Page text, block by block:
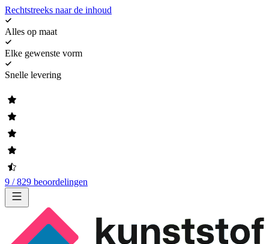
Rechtstreeks naar de inhoud
Alles op maat
Elke gewenste vorm
Snelle levering
9 / 829 beoordelingen